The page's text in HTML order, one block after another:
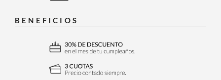
BENEFICIOS